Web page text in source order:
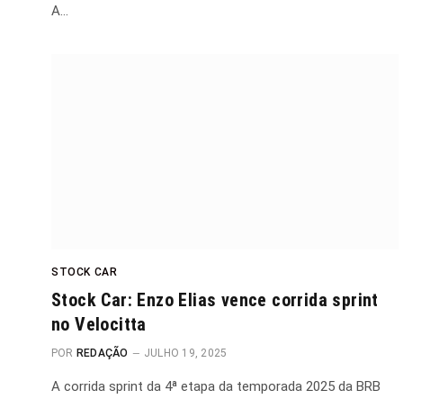
A…
STOCK CAR
Stock Car: Enzo Elias vence corrida sprint
no Velocitta
POR REDAÇÃO JULHO 19, 2025
A corrida sprint da 4ª etapa da temporada 2025 da BRB